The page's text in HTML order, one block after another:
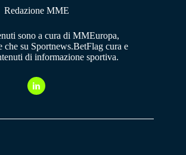
Redazione MME
sono a cura di MMEuropa,
che su Sportnews.BetFlag cura e
di informazione sportiva.